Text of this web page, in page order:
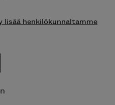
lisää henkilökunnaltamme